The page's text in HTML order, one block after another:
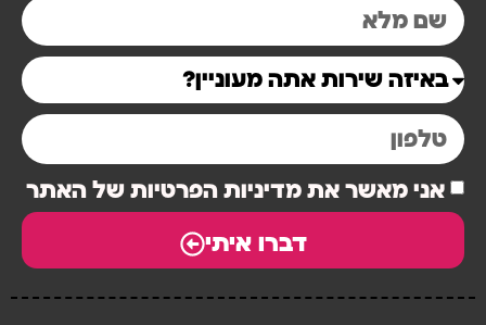
אני מאשר את מדיניות הפרטיות של האתר
דברו איתי